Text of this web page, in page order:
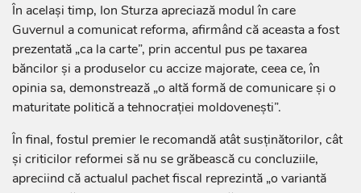
În același timp, Ion Sturza apreciază modul în care
Guvernul a comunicat reforma, afirmând că aceasta a fost
prezentată „ca la carte”, prin accentul pus pe taxarea
băncilor și a produselor cu accize majorate, ceea ce, în
opinia sa, demonstrează „o altă formă de comunicare și o
maturitate politică a tehnocrației moldovenești”.
În final, fostul premier le recomandă atât susținătorilor, cât
și criticilor reformei să nu se grăbească cu concluziile,
apreciind că actualul pachet fiscal reprezintă „o variantă